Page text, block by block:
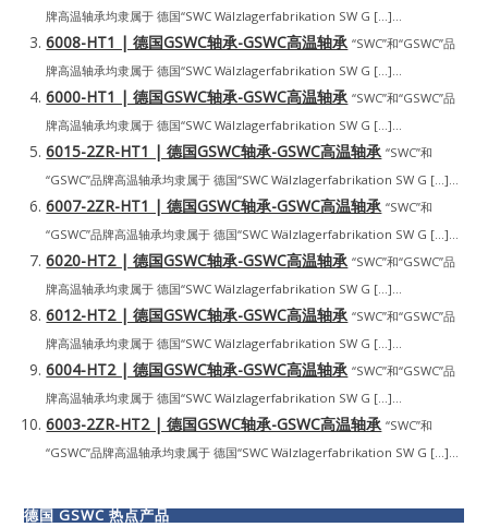
牌高温轴承均隶属于 德国“SWC Wälzlagerfabrikation SW G […]...
6008-HT1 | 德国GSWC轴承-GSWC高温轴承 “SWC”和“GSWC”品
牌高温轴承均隶属于 德国“SWC Wälzlagerfabrikation SW G […]...
6000-HT1 | 德国GSWC轴承-GSWC高温轴承 “SWC”和“GSWC”品
牌高温轴承均隶属于 德国“SWC Wälzlagerfabrikation SW G […]...
6015-2ZR-HT1 | 德国GSWC轴承-GSWC高温轴承 “SWC”和
“GSWC”品牌高温轴承均隶属于 德国“SWC Wälzlagerfabrikation SW G […]...
6007-2ZR-HT1 | 德国GSWC轴承-GSWC高温轴承 “SWC”和
“GSWC”品牌高温轴承均隶属于 德国“SWC Wälzlagerfabrikation SW G […]...
6020-HT2 | 德国GSWC轴承-GSWC高温轴承 “SWC”和“GSWC”品
牌高温轴承均隶属于 德国“SWC Wälzlagerfabrikation SW G […]...
6012-HT2 | 德国GSWC轴承-GSWC高温轴承 “SWC”和“GSWC”品
牌高温轴承均隶属于 德国“SWC Wälzlagerfabrikation SW G […]...
6004-HT2 | 德国GSWC轴承-GSWC高温轴承 “SWC”和“GSWC”品
牌高温轴承均隶属于 德国“SWC Wälzlagerfabrikation SW G […]...
6003-2ZR-HT2 | 德国GSWC轴承-GSWC高温轴承 “SWC”和
“GSWC”品牌高温轴承均隶属于 德国“SWC Wälzlagerfabrikation SW G […]...
德国 GSWC 热点产品